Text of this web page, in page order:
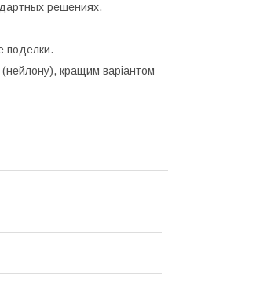
решениях.
поделки.
(нейлону), кращим варіантом